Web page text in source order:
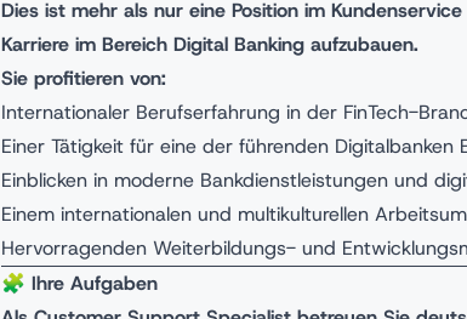
Dies ist mehr als nur eine Position im
Karriere im Bereich Digital Banking aufzubauen.
Sie profitieren von:
Internationaler Berufserfahrung in der FinTech-
Einer Tätigkeit für eine der führenden Digitalbanken
Einblicken in moderne Bankdienstleistungen und
Einem internationalen und multikulturellen
Hervorragenden Weiterbildungs- und
🧩 Ihre Aufgaben